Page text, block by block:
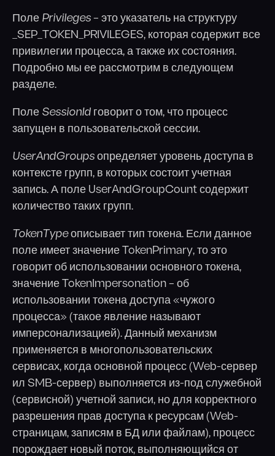
Поле Privileges – это указатель на структуру
_SEP_TOKEN_PRIVILEGES, которая содержит все
привилегии процесса, а также их состояния.
Подробно мы ее рассмотрим в следующем
разделе.
Поле SessionId говорит о том, что процесс
запущен в пользовательской сессии.
UserAndGroups определяет уровень доступа в
контексте групп, в которых состоит учетная
запись. А поле UserAndGroupCount содержит
количество таких групп.
TokenTypeописывает тип токена. Если данное
поле имеет значение TokenPrimary, то это
говорит об использовании основного токена,
значение TokenImpersonation – об
использовании токена доступа «чужого
процесса» (такое явление называют
имперсонализацией). Данный механизм
применяется в многопользовательских
сервисах, когда основной процесс (Web-сервер
ил SMB-сервер) выполняется из-под служебной
(сервисной) учетной записи, но для корректного
разрешения прав доступа к ресурсам (Web-
страницам, записям в БД или файлам), процесс
порождает новый поток, выполняющийся от